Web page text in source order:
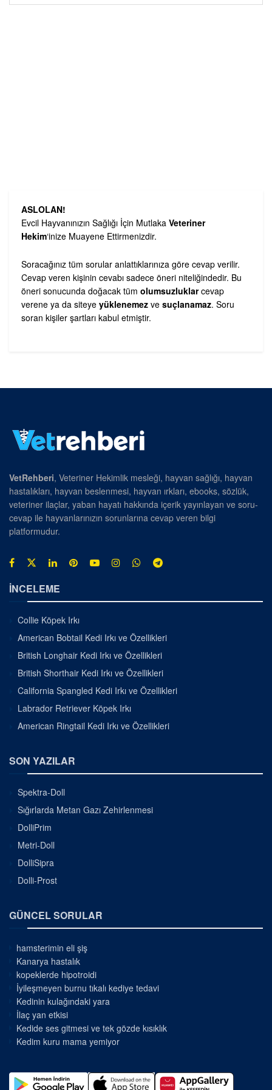
ASLOLAN!
Evcil Hayvanınızın Sağlığı İçin Mutlaka Veteriner
Hekim‘inize Muayene Ettirmenizdir.
Soracağınız tüm sorular anlattıklarınıza göre cevap verilir.
Cevap veren kişinin cevabı sadece öneri niteliğindedir. Bu
öneri sonucunda doğacak tüm olumsuzluklarcevap
verene ya da siteye yüklenemez ve suçlanamaz. Soru
soran kişiler şartları kabul etmiştir.
VetRehberi, Veteriner Hekimlik mesleği, hayvan sağlığı, hayvan
hastalıkları, hayvan beslenmesi, hayvan ırkları, ebooks, sözlük,
veteriner ilaçlar, yaban hayatı hakkında içerik yayınlayan ve soru-
cevap ile hayvanlarınızın sorunlarına cevap veren bilgi
platformudur.
İNCELEME
Collie Köpek Irkı
American Bobtail Kedi Irkı ve Özellikleri
British Longhair Kedi Irkı ve Özellikleri
British Shorthair Kedi Irkı ve Özellikleri
California Spangled Kedi Irkı ve Özellikleri
Labrador Retriever Köpek Irkı
American Ringtail Kedi Irkı ve Özellikleri
SON YAZILAR
Spektra-Doll
Sığırlarda Metan Gazı Zehirlenmesi
DolliPrim
Metri-Doll
DolliSipra
Dolli-Prost
GÜNCEL SORULAR
hamsterimin eli şiş
Kanarya hastalık
kopeklerde hipotroidi
İyileşmeyen burnu tıkalı kediye tedavi
Kedinin kulağındaki yara
İlaç yan etkisi
Kedide ses gitmesi ve tek gözde kısıklık
Kedim kuru mama yemiyor